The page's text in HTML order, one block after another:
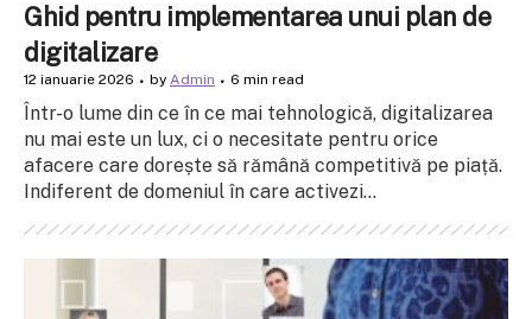
Ghid pentru implementarea unui plan de
digitalizare
12 ianuarie 2026 by Admin 6 min read
Într-o lume din ce în ce mai tehnologică, digitalizarea
nu mai este un lux, ci o necesitate pentru orice
afacere care dorește să rămână competitivă pe piață.
Indiferent de domeniul în care activezi...